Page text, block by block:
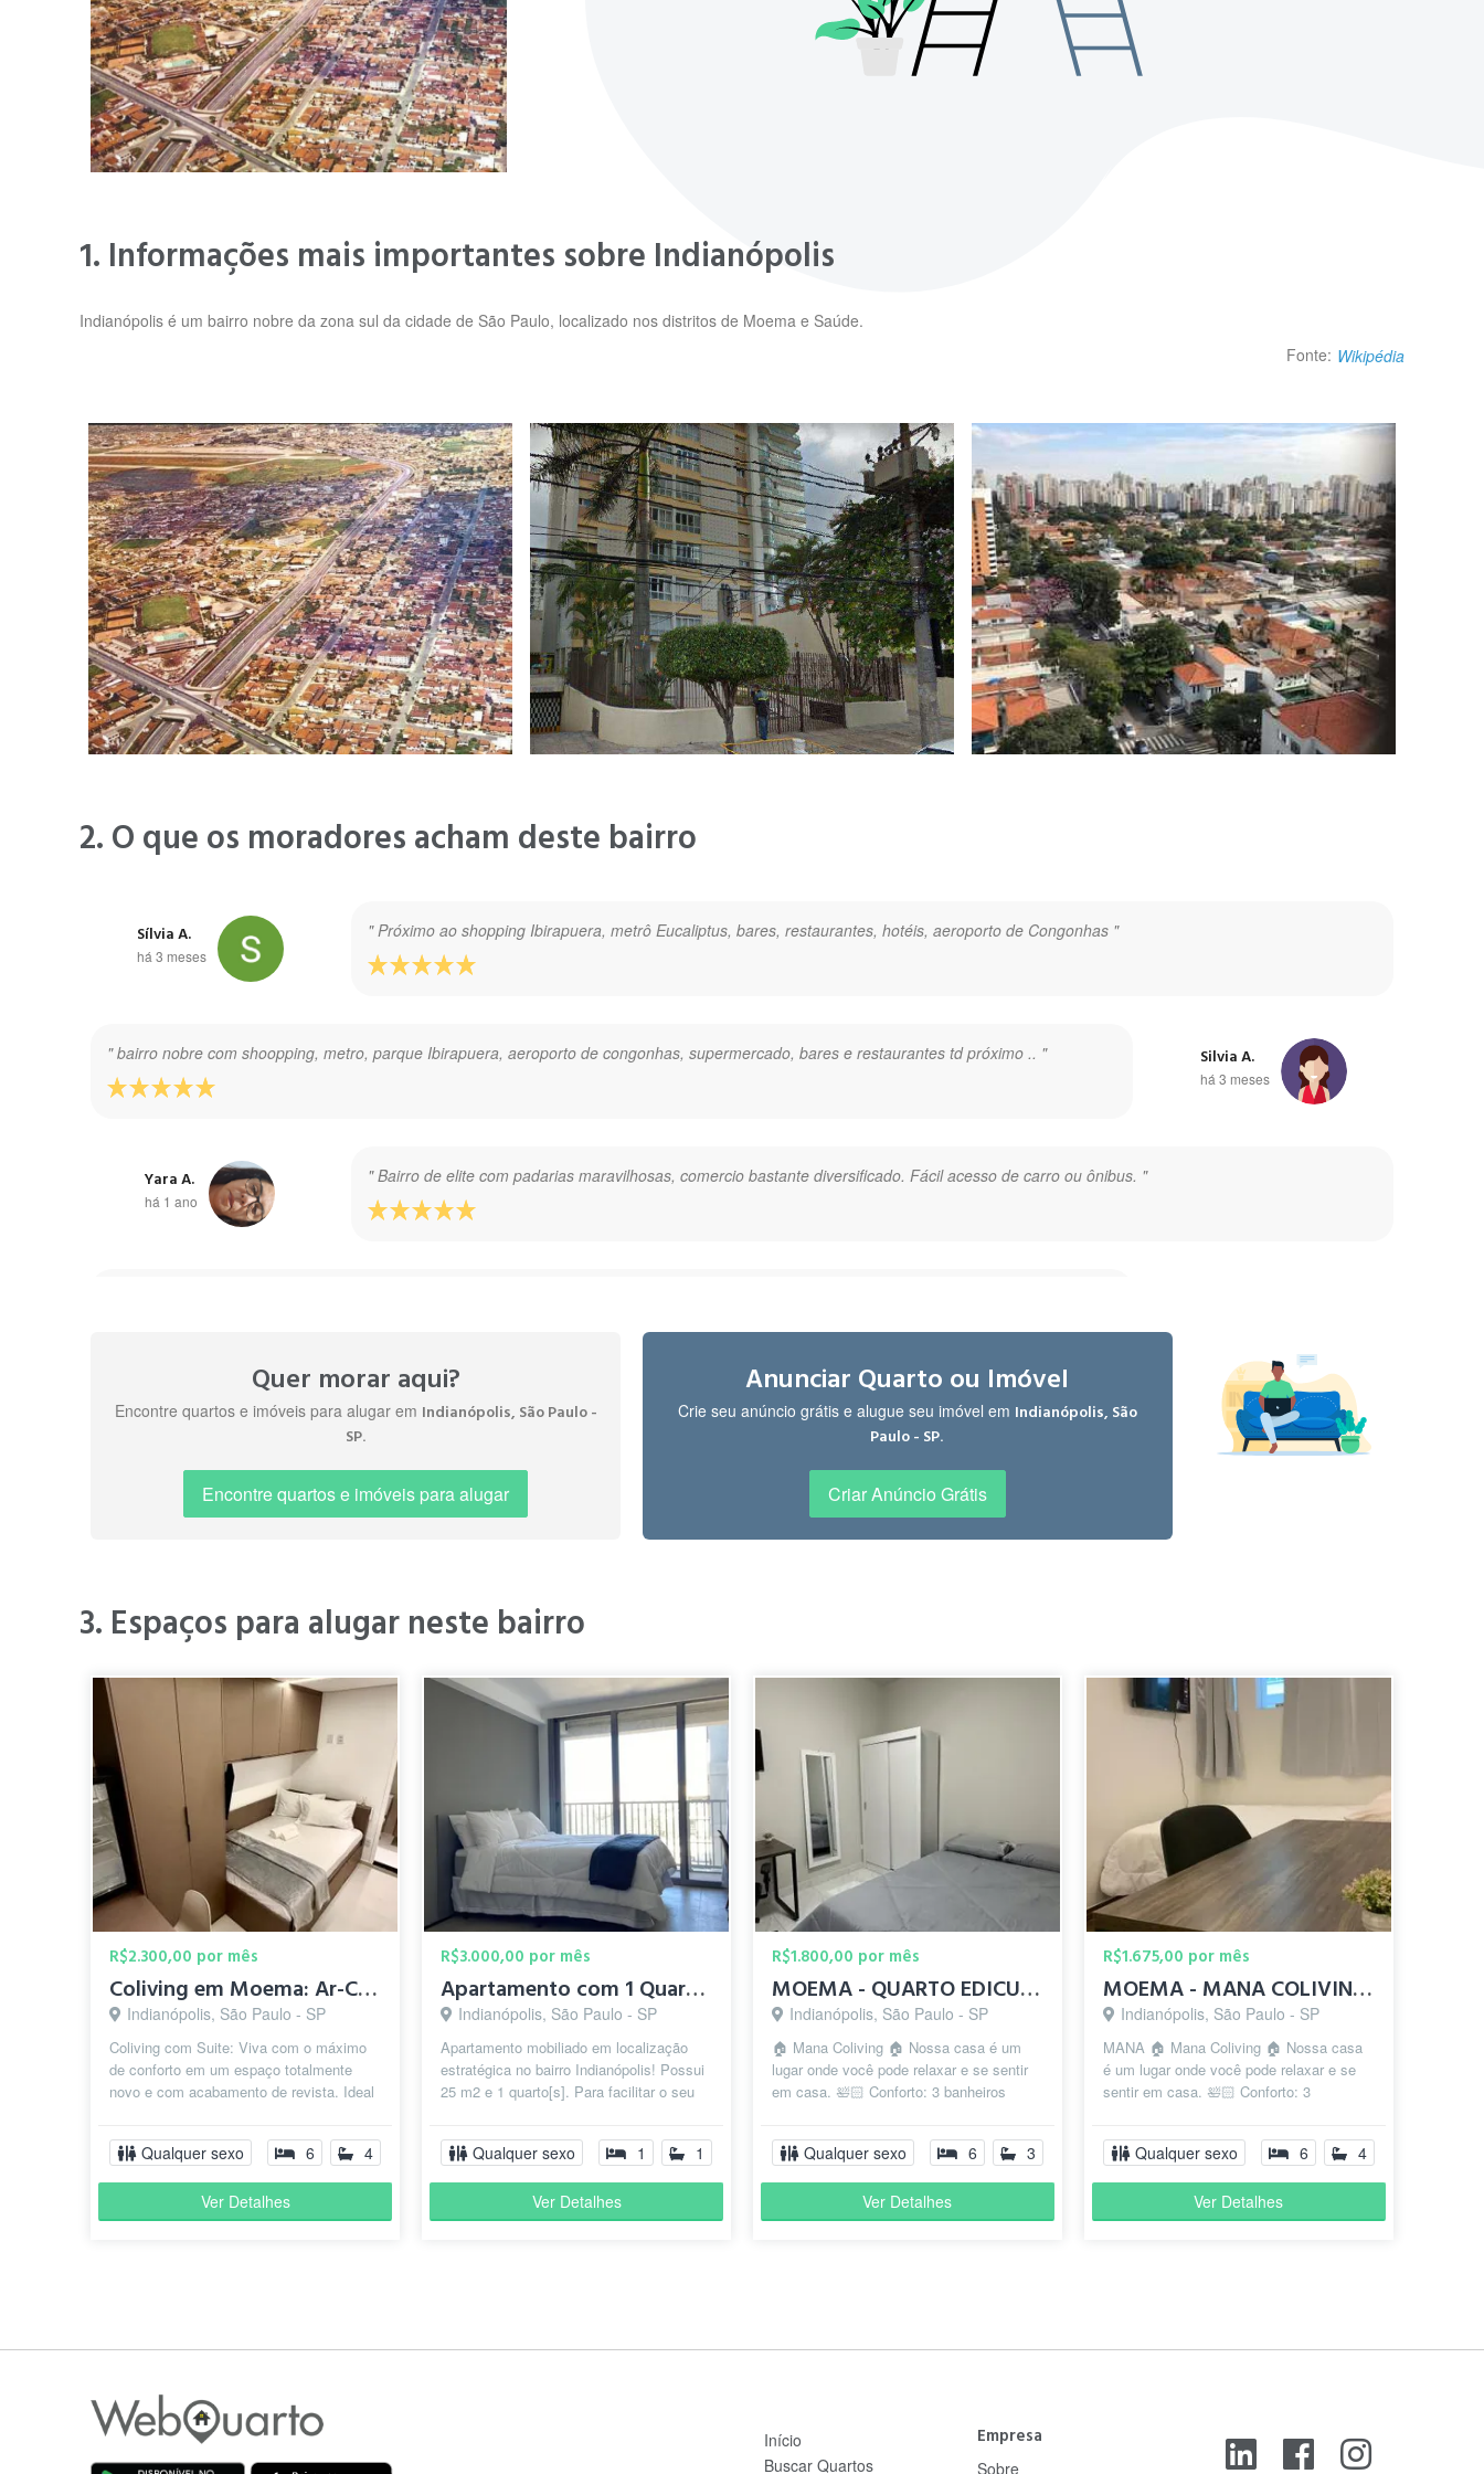
1. Informações mais importantes sobre Indianópolis
Indianópolis é um bairro nobre da zona sul da cidade de São Paulo, localizado nos distritos de Moema e Saúde.
Fonte: Wikipédia
2. O que os moradores acham deste bairro
" Próximo ao shopping Ibirapuera, metrô Eucaliptus, bares, restaurantes, hotéis, aeroporto de Congonhas "
Sílvia A.
há 3 meses
" bairro nobre com shoopping, metro, parque Ibirapuera, aeroporto de congonhas, supermercado, bares e restaurantes td próximo .. " Silvia A.
há 3 meses
" Bairro de elite com padarias maravilhosas, comercio bastante diversificado. Fácil acesso de carro ou ônibus. "
Yara A.
há 1 ano
" Melhor bairro de São Paulo, com todas as conveniências e segurança. Qualidade de vida. "
Felipe R.
" Bairro nobre, região com segurança e transporte de fácil acesso a linhas de metrô Local com segurança particular e toda infraestrutura "
olímpia, vila nova e itaim. "
Joana P.
há 3 anos
" Excelente Localização " Andre V.
há 4 anos
Quer morar aqui?
Encontre quartos e imóveis para alugar em Indianópolis, São Paulo -
SP.
Encontre quartos e imóveis para alugar
Anunciar Quarto ou Imóvel
Crie seu anúncio grátis e alugue seu imóvel em Indianópolis, São
Paulo - SP.
Criar Anúncio Grátis
3. Espaços para alugar neste bairro
R$2.300,00 por mês
Coliving em Moema: Ar-Cond. | Valor FECHADO | Lado Metrô
Indianópolis, São Paulo - SP
Coliving com Suite: Viva com o máximo
de conforto em um espaço totalmente
novo e com acabamento de revista. Ideal
moderno,...
Qualquer sexo 6 4
Ver Detalhes
R$3.000,00 por mês
Apartamento com 1 Quarto para alugar, 25m² - Indianópolis
Indianópolis, São Paulo - SP
Apartamento mobiliado em localização
estratégica no bairro Indianópolis! Possui
25 m2 e 1 quarto[s]. Para facilitar o seu
Qualquer sexo 1 1
Ver Detalhes
R$1.800,00 por mês
MOEMA - QUARTO EDICULA - METRO EUCALITOS
Indianópolis, São Paulo - SP
🏠 Mana Coliving 🏠 Nossa casa é um
lugar onde você pode relaxar e se sentir
em casa. 🛀🏻 Conforto: 3 banheiros
Qualquer sexo 6 3
Ver Detalhes
R$1.675,00 por mês
MOEMA - MANA COLIVING - DO LADO DO METRO
Indianópolis, São Paulo - SP
MANA 🏠 Mana Coliving 🏠 Nossa casa
é um lugar onde você pode relaxar e se
sentir em casa. 🛀🏻 Conforto: 3
v...
Qualquer sexo 6 4
Ver Detalhes
Início
Buscar Quartos
Empresa
Sobre